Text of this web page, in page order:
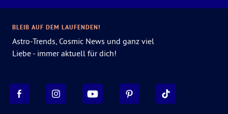
BLEIB AUF DEM LAUFENDEN!
Astro-Trends, Cosmic News und ganz viel
Liebe - immer aktuell für dich!